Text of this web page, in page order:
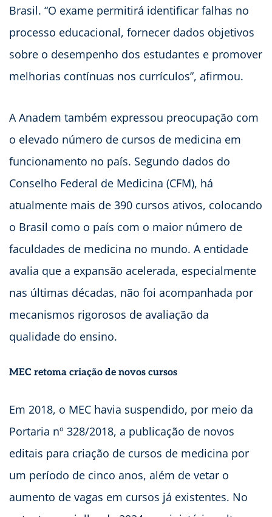
Brasil. “O exame permitirá identificar falhas no
processo educacional, fornecer dados objetivos
sobre o desempenho dos estudantes e promover
melhorias contínuas nos currículos”, afirmou.
A Anadem também expressou preocupação com
o elevado número de cursos de medicina em
funcionamento no país. Segundo dados do
Conselho Federal de Medicina (CFM), há
atualmente mais de 390 cursos ativos, colocando
o Brasil como o país com o maior número de
faculdades de medicina no mundo. A entidade
avalia que a expansão acelerada, especialmente
nas últimas décadas, não foi acompanhada por
mecanismos rigorosos de avaliação da
qualidade do ensino.
MEC retoma criação de novos cursos
Em 2018, o MEC havia suspendido, por meio da
Portaria nº 328/2018, a publicação de novos
editais para criação de cursos de medicina por
um período de cinco anos, além de vetar o
aumento de vagas em cursos já existentes. No